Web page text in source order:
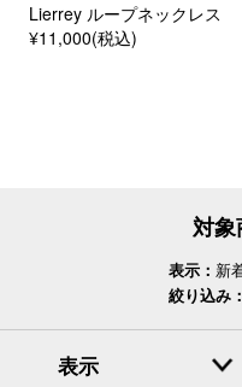
Lierrey ループネックレス
¥11,000(税込)
対象
表示： 新
絞り込み：
表示